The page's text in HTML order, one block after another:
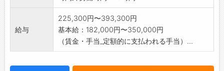
給与
225,300円〜393,300円
基本給：182,000円〜350,000円
（賃金・手当_定額的に支払われる手当）...